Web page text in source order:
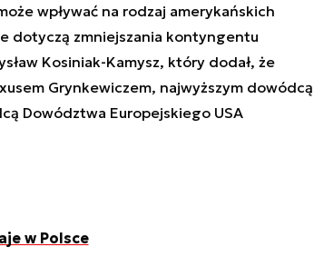
wpływać na rodzaj amerykańskich
dotyczą zmniejszania kontyngentu
Kosiniak-Kamysz, który dodał, że
Grynkewiczem, najwyższym dowódcą
Dowództwa Europejskiego USA
w Polsce